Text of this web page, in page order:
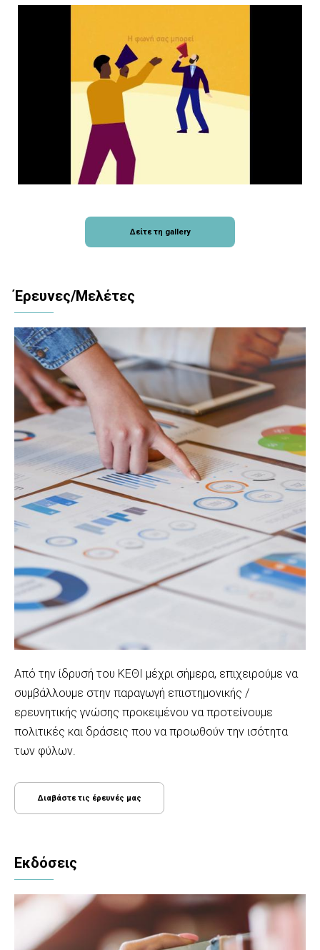
Δείτε τη gallery
Έρευνες/Μελέτες
Aπό την ίδρυσή του ΚΕΘΙ μέχρι σήμερα, επιχειρούμε να
συμβάλλουμε στην παραγωγή επιστημονικής /
ερευνητικής γνώσης προκειμένου να προτείνουμε
πολιτικές και δράσεις που να προωθούν την ισότητα
των φύλων.
Διαβάστε τις έρευνές μας
Εκδόσεις